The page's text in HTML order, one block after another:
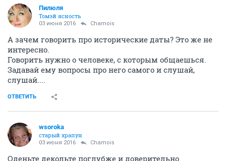
Пилюля
Томэй ясность
03 июня 2016 Chamois
А зачем говорить про исторические даты? Это же не
интересно.
Говорить нужно о человеке, с которым общаешься.
Задавай ему вопросы про него самого и слушай,
слушай....
ОТВЕТИТЬ
wsoroka
старый храпун
03 июня 2016 Chamois
Оденьте декольте поглубже и доверительно